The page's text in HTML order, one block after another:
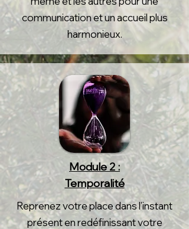
communication et un accueil plus
harmonieux.
Module 2 :
Temporalité
Reprenez votre place dans l’instant
présent en redéfinissant votre